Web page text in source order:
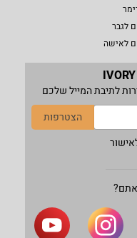
לגבר
לאישה
לתיבת המייל שלכם
הצטרפות